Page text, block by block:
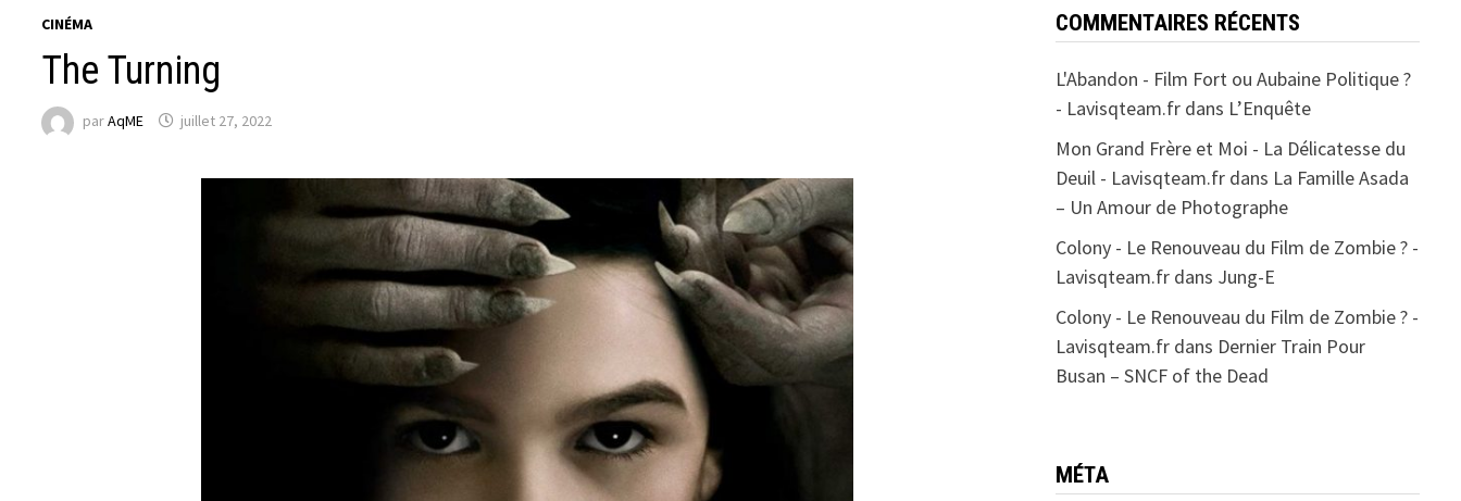
CINÉMA
The Turning
parAqME juillet 27, 2022
COMMENTAIRES RÉCENTS
L'Abandon - Film Fort ou Aubaine Politique ?
- Lavisqteam.frdans L’Enquête
Mon Grand Frère et Moi - La Délicatesse du
Deuil - Lavisqteam.frdans La Famille Asada
– Un Amour de Photographe
Colony - Le Renouveau du Film de Zombie ? -
Lavisqteam.frdans Jung-E
Colony - Le Renouveau du Film de Zombie ? -
Lavisqteam.frdans Dernier Train Pour
Busan – SNCF of the Dead
MÉTA